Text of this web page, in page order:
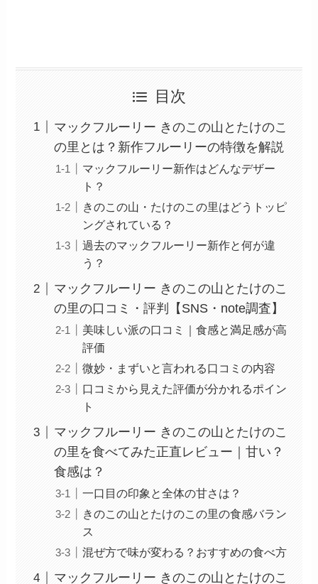
目次
マックフルーリー きのこの山とたけのこ
の里とは？新作フルーリーの特徴を解説
マックフルーリー新作はどんなデザー
ト？
きのこの山・たけのこの里はどうトッピ
ングされている？
過去のマックフルーリー新作と何が違
う？
マックフルーリー きのこの山とたけのこ
の里の口コミ・評判【SNS・note調査】
美味しい派の口コミ｜食感と満足感が高
評価
微妙・まずいと言われる口コミの内容
口コミから見えた評価が分かれるポイン
ト
マックフルーリー きのこの山とたけのこ
の里を食べてみた正直レビュー｜甘い？
食感は？
一口目の印象と全体の甘さは？
きのこの山とたけのこの里の食感バラン
ス
混ぜ方で味が変わる？おすすめの食べ方
マックフルーリー きのこの山とたけのこ